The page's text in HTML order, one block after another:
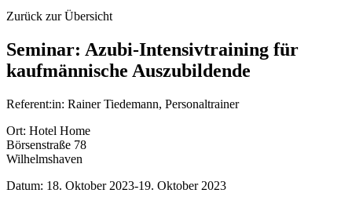
Zurück zur Übersicht
Seminar: Azubi-Intensivtraining für
kaufmännische Auszubildende
Referent:in: Rainer Tiedemann, Personaltrainer
Ort: Hotel Home
Börsenstraße 78
Wilhelmshaven
Datum: 18. Oktober 2023-19. Oktober 2023